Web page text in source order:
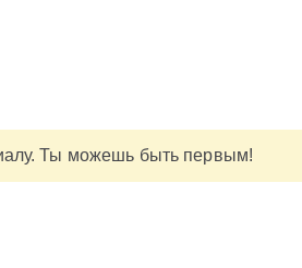
Ты можешь быть первым!